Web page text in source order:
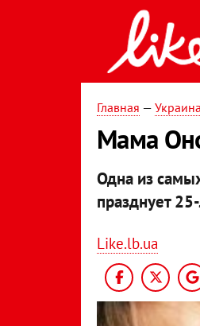
Главная — Украина
Мама
Одна из
празднует
Like.lb.ua